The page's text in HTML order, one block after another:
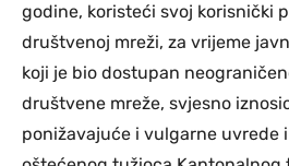
godine, koristeći svoj korisnički
društvenoj mreži, za vrijeme
koji je bio dostupan
društvene mreže, svjesno
ponižavajuće i vulgarne uvrede